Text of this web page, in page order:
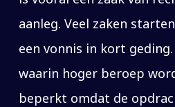
aanleg. Veel zaken
een vonnis in kort
waarin hoger beroep
beperkt omdat de